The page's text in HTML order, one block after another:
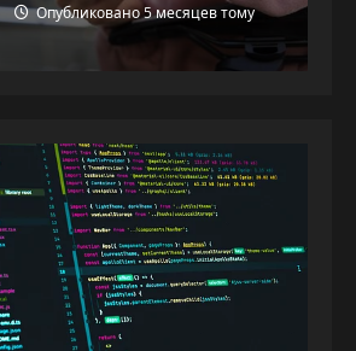
Опубликовано 5 месяцев тому